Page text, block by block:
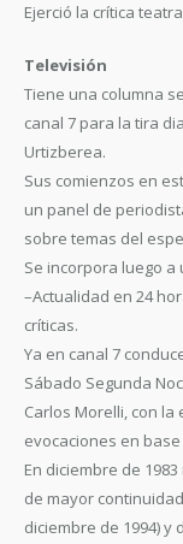
Ejerció la crítica
Televisión
Tiene una columna
canal 7 para la tira
Urtizberea.
Sus comienzos en
un panel de
sobre temas del
Se incorpora luego a
–Actualidad en 24
críticas.
Ya en canal 7
Sábado Segunda
Carlos Morelli, con
evocaciones en
En diciembre de
de mayor
diciembre de 1994) y